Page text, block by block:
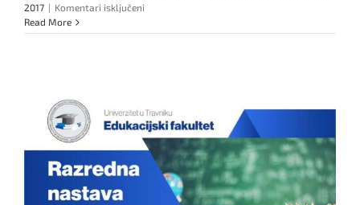
2017 | Komentari isključeni
ZA
II
I
III
CIKLUS
STUDIJA
Read More